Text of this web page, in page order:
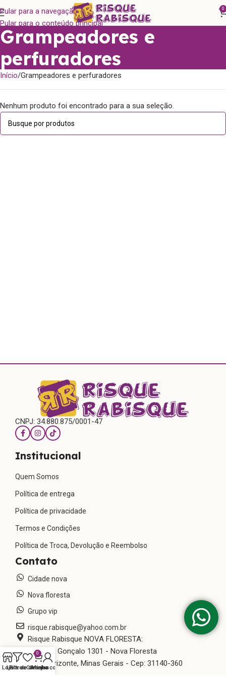
Pular para a navegação
Pular para o conteúdo principal
0
Grampeadores e
perfuradores
Início Grampeadores e perfuradores
Nenhum produto foi encontrado para a sua seleção.
CNPJ: 34.880.875/0001-47
Institucional
Quem Somos
Política de entrega
Política de privacidade
Termos e Condições
Política de Troca, Devolução e Reembolso
Contato
Cidade nova
Nova floresta
Grupo vip
risque.rabisque@yahoo.com.br
Risque Rabisque NOVA FLORESTA:
Rua São Gonçalo 1301 - Nova Floresta
Belo Horizonte, Minas Gerais - Cep: 31140-360
LojaFiltros
Lista de desejos
0
Carrinho
Minha conta